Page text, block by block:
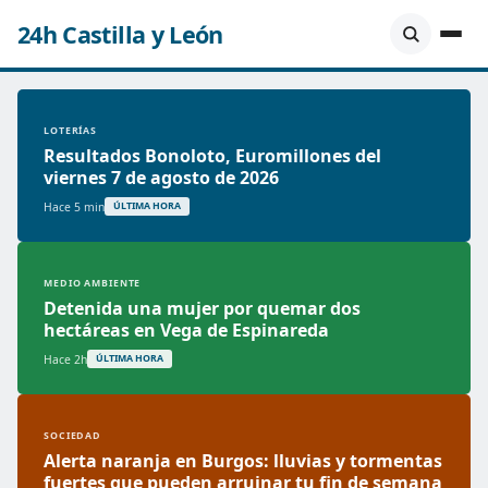
24h Castilla y León
LOTERÍAS
Resultados Bonoloto, Euromillones del
viernes 7 de agosto de 2026
Hace 5 min ÚLTIMA HORA
MEDIO AMBIENTE
Detenida una mujer por quemar dos
hectáreas en Vega de Espinareda
Hace 2h ÚLTIMA HORA
SOCIEDAD
Alerta naranja en Burgos: lluvias y tormentas
fuertes que pueden arruinar tu fin de semana